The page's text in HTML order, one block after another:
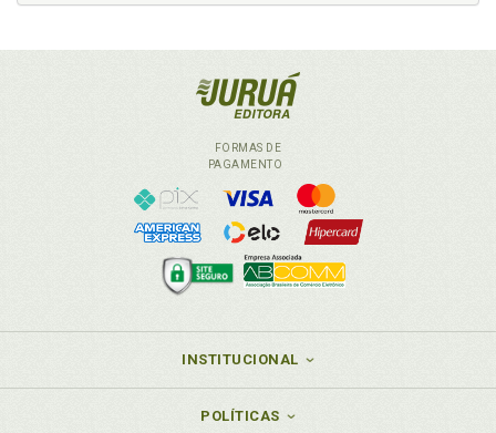
FORMAS DE
PAGAMENTO
INSTITUCIONAL
POLÍTICAS